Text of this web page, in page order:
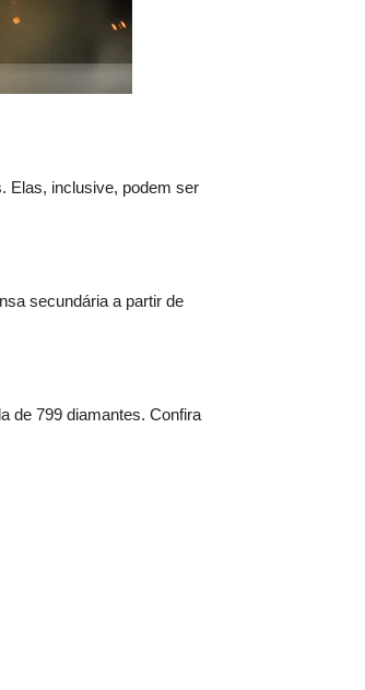
Elas, inclusive, podem ser
secundária a partir de
de 799 diamantes. Confira